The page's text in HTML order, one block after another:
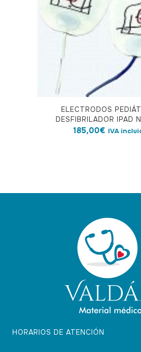
ELECTRODOS
DESFIBRILADOR IPAD
185,00€ IVA
HORARIOS DE ATENCIÓN